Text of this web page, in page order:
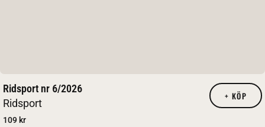
Ridsport nr 6/2026
Ridsport
109 kr
+ KÖP